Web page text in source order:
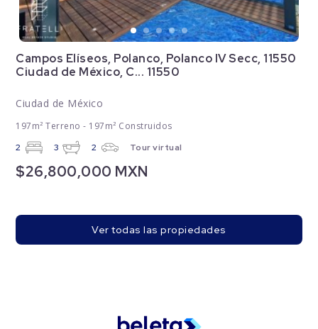
Campos Elíseos, Polanco, Polanco IV Secc, 11550
Ciudad de México, C... 11550
Ciudad de México
197m² Terreno - 197m² Construidos
2 3 2 Tour virtual
$26,800,000 MXN
Ver todas las propiedades